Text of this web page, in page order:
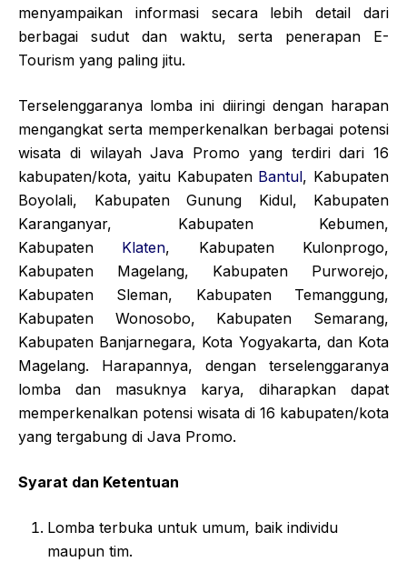
menyampaikan informasi secara lebih detail dari
berbagai sudut dan waktu, serta penerapan E-
Tourism yang paling jitu.
Terselenggaranya lomba ini diiringi dengan harapan
mengangkat serta memperkenalkan berbagai potensi
wisata di wilayah Java Promo yang terdiri dari 16
kabupaten/kota, yaitu Kabupaten Bantul, Kabupaten
Boyolali, Kabupaten Gunung Kidul, Kabupaten
Karanganyar, Kabupaten Kebumen,
Kabupaten Klaten, Kabupaten Kulonprogo,
Kabupaten Magelang, Kabupaten Purworejo,
Kabupaten Sleman, Kabupaten Temanggung,
Kabupaten Wonosobo, Kabupaten Semarang,
Kabupaten Banjarnegara, Kota Yogyakarta, dan Kota
Magelang. Harapannya, dengan terselenggaranya
lomba dan masuknya karya, diharapkan dapat
memperkenalkan potensi wisata di 16 kabupaten/kota
yang tergabung di Java Promo.
Syarat dan Ketentuan
Lomba terbuka untuk umum, baik individu
maupun tim.